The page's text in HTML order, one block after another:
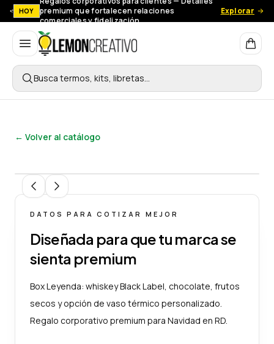
HOY
premium que fortalecen relaciones
comerciales y fidelización.
Explorar
Lemon Creativo
Busca termos, kits, libretas…
← Volver al catálogo
DATOS PARA COTIZAR MEJOR
Diseñada para que tu marca se
sienta premium
Box Leyenda: whiskey Black Label, chocolate, frutos
secos y opción de vaso térmico personalizado.
Regalo corporativo premium para Navidad en RD.